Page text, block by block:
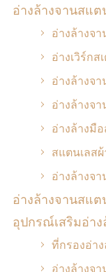
อ่างล้างจานสแต
อ่างล้างจ
อ่างเวิร์กส
อ่างล้างจา
อ่างล้างจ
อ่างล้างมื
สแตนเลส
อ่างล้างจา
อ่างล้างจานสแ
อุปกรณ์เสริมอ่า
ที่กรองอ่า
อ่างล้างจา